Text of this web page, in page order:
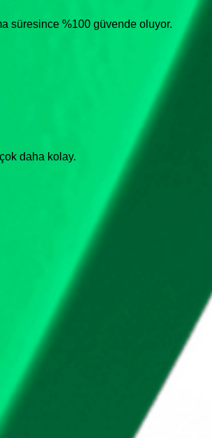
süresince %100 güvende oluyor.
daha kolay.